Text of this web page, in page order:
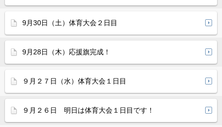
9月30日（土）体育大会２日目
9月28日（木）応援旗完成！
９月２７日（水）体育大会１日目
９月２６日 明日は体育大会１日目です！